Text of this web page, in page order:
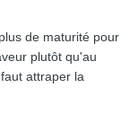
de maturité pour
plutôt qu'au
attraper la